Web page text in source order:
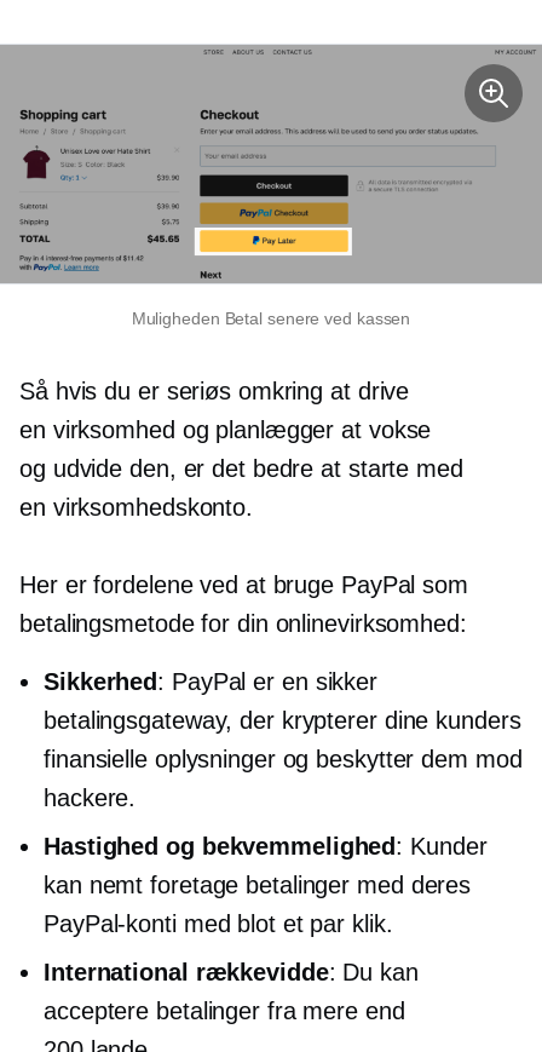
Muligheden Betal senere ved kassen
Så hvis du er seriøs omkring at drive
en virksomhed og planlægger at vokse
og udvide den, er det bedre at starte med
en virksomhedskonto.
Her er fordelene ved at bruge PayPal som
betalingsmetode for din onlinevirksomhed:
Sikkerhed: PayPal er en sikker
betalingsgateway, der krypterer dine kunders
finansielle oplysninger og beskytter dem mod
hackere.
Hastighed og bekvemmelighed: Kunder
kan nemt foretage betalinger med deres
PayPal-konti med blot et par klik.
International rækkevidde: Du kan
acceptere betalinger fra mere end